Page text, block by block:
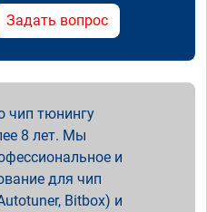
Задать вопрос
чип тюнингу
8 лет. Мы
и
для чип
Bitbox) и